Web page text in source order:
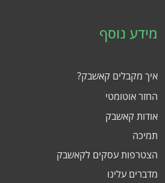
מידע נוסף
איך מקבלים קאשבק?
החזר אוטומטי
אודות קאשבק
תמיכה
הצטרפות עסקים לקאשבק
מדברים עלינו